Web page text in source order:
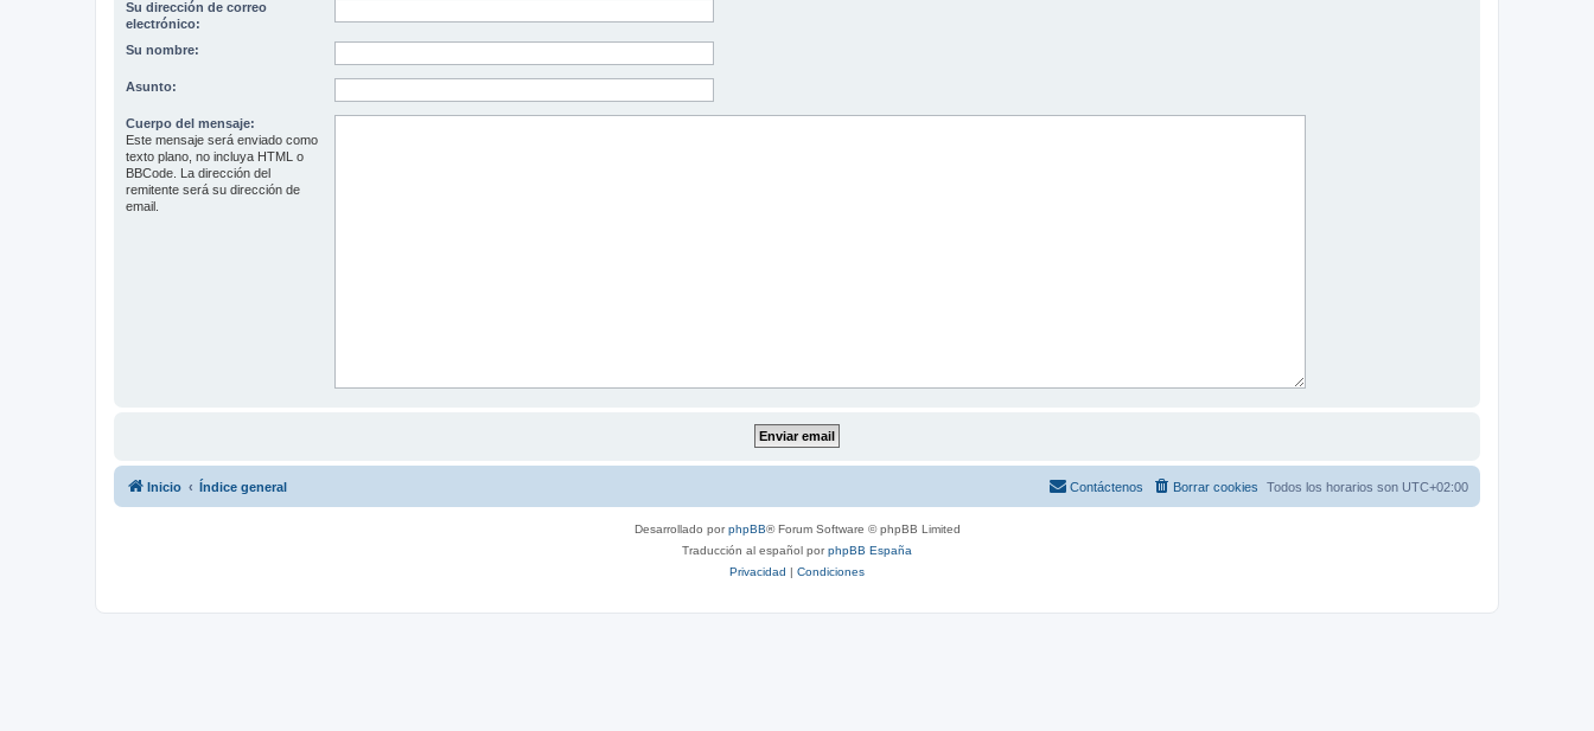
Su dirección de correo
electrónico:
Su nombre:
Asunto:
Cuerpo del mensaje:
Este mensaje será enviado como
texto plano, no incluya HTML o
BBCode. La dirección del
remitente será su dirección de
email.
Inicio Índice general Todos los horarios son UTC+02:00
Borrar cookies
Contáctenos
Desarrollado porphpBB® Forum Software © phpBB Limited
Traducción al español porphpBB España
Privacidad | Condiciones